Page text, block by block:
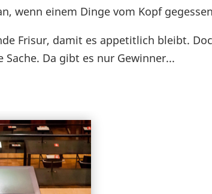
wenn einem Dinge vom Kopf
Frisur, damit es appetitlich bleibt.
Da gibt es nur Gewinner...